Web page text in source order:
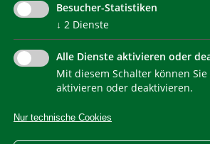
NEWSLETTER
IMPRESSUM PRIVACY
WEB STATISTIKEN
ERKLÄRUNG
Besucher-Statistiken
↓ 2 Dienste
Alle Dienste aktivieren oder
Mit diesem Schalter können
aktivieren oder deaktivieren.
Nur technische Cookies